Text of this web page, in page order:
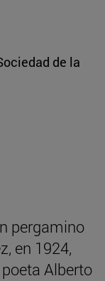
de la
pergamino
en 1924,
Alberto